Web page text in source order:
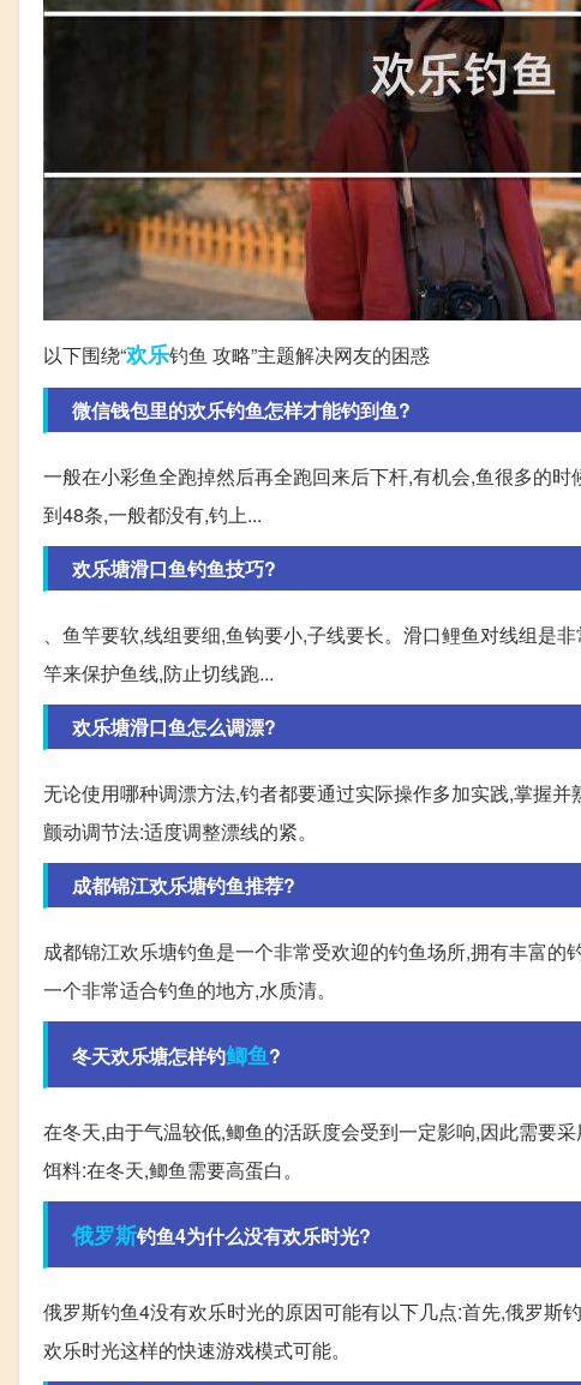
以下围绕“欢乐钓鱼 攻略”主题解决网友的困惑
微信钱包里的欢乐钓鱼怎样才能钓到鱼?
一般在小彩鱼全跑掉然后再全跑回来后下杆,有机会,鱼很多的
到48条,一般都没有,钓上...
欢乐塘滑口鱼钓鱼技巧?
、鱼竿要软,线组要细,鱼钩要小,子线要长。滑口鲤鱼对线组是
竿来保护鱼线,防止切线跑...
欢乐塘滑口鱼怎么调漂?
无论使用哪种调漂方法,钓者都要通过实际操作多加实践,掌握
颤动调节法:适度调整漂线的紧。
成都锦江欢乐塘钓鱼推荐?
成都锦江欢乐塘钓鱼是一个非常受欢迎的钓鱼场所,拥有丰富
一个非常适合钓鱼的地方,水质清。
冬天欢乐塘怎样钓鲫鱼?
在冬天,由于气温较低,鲫鱼的活跃度会受到一定影响,因此需要
饵料:在冬天,鲫鱼需要高蛋白。
俄罗斯钓鱼4为什么没有欢乐时光?
俄罗斯钓鱼4没有欢乐时光的原因可能有以下几点:首先,俄罗斯
欢乐时光这样的快速游戏模式可能。